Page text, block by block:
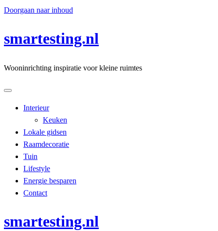
Doorgaan naar inhoud
smartesting.nl
Wooninrichting inspiratie voor kleine ruimtes
Interieur
Keuken
Lokale gidsen
Raamdecoratie
Tuin
Lifestyle
Energie besparen
Contact
smartesting.nl